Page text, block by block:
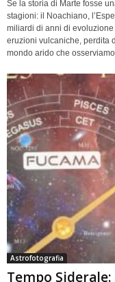
Se la storia di Marte fosse
stagioni: il Noachiano,
miliardi di anni di
eruzioni vulcaniche, perdita
mondo arido che
Astrofotografia
Tempo